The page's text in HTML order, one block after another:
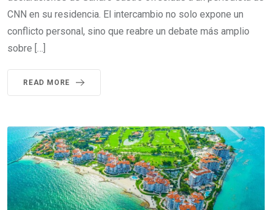
CNN en su residencia. El intercambio no solo expone un
conflicto personal, sino que reabre un debate más amplio
sobre […]
READ MORE